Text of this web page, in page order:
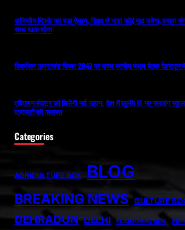
अभिजीत दिपके का बड़ा ऐलान, शिक्षा से जुड़ा कोई मुद्दा उठेगा, हमारा
साथ खड़ा रहेगा
विकसित उत्तराखंड विजन 2047 पर उच्च स्तरीय मंथन बैठक देहरादून
एविएशन सेक्टर को मिलेगी नई उड़ान, देश में खुलेंगे 11 नए फ्लाइंग
पायलटों की जरूरत
Categories
AGRICULTURE BOX BLOG
BREAKING NEWS CULTURE
DEHRADUN DELHI ECONOMIC BOX